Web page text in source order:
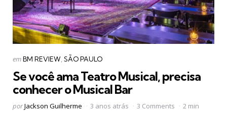
Categorias
Postado
emBM REVIEW SÃO PAULO
Se você ama Teatro Musical, precisa
conhecer o Musical Bar
Postado
porJackson Guilherme 3 anos atrás 3 Comments 2 min